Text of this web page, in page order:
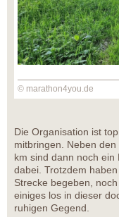
© marathon4you.de
Die Organisation ist
mitbringen. Neben
km sind dann noch ein
dabei. Trotzdem
Strecke begeben,
einiges los in dieser
ruhigen Gegend.